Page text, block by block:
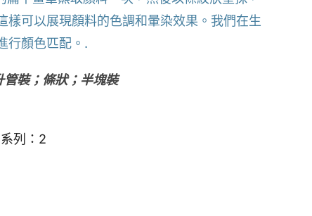
樣可以展現顏料的色調和暈染效果。我們在生
行顏色匹配。.
裝；條狀；半塊裝
列：2